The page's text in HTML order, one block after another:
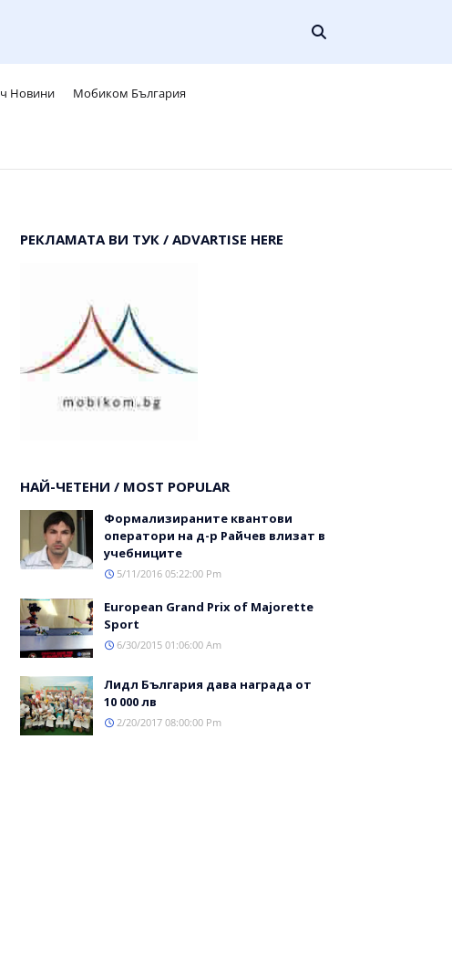
Новини Мобиком България
РЕКЛАМАТА ВИ ТУК / ADVARTISE HERE
НАЙ-ЧЕТЕНИ / MOST POPULAR
Формализираните квантови
оператори на д-р Райчев влизат в
учебниците
5/11/2016 05:22:00 Pm
Еuropean Grand Prix of Majorette
Sport
6/30/2015 01:06:00 Am
Лидл България дава награда от
10 000 лв
2/20/2017 08:00:00 Pm